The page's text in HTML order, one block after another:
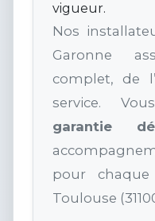
vigueur.
Nos
Garonne
complet, de
service.
garantie
pour
Toulouse